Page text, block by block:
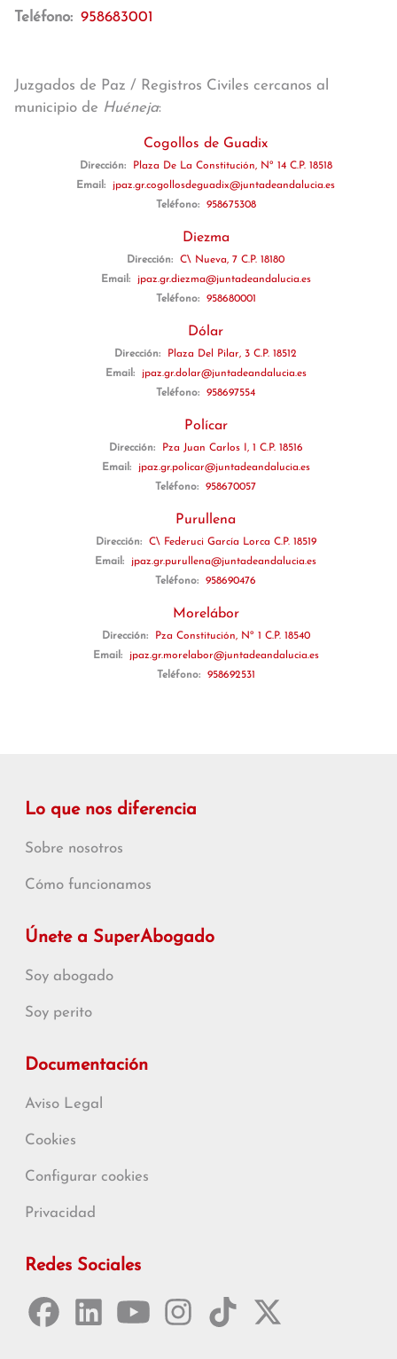
Teléfono: 958683001
Juzgados de Paz / Registros Civiles cercanos al
municipio de Huéneja:
Cogollos de Guadix
Dirección:
Plaza De La Constitución, Nº 14 C.P. 18518
Email:
jpaz.gr.cogollosdeguadix@juntadeandalucia.es
Teléfono:
958675308
Diezma
Dirección:
C\ Nueva, 7 C.P. 18180
Email:
jpaz.gr.diezma@juntadeandalucia.es
Teléfono:
958680001
Dólar
Dirección:
Plaza Del Pilar, 3 C.P. 18512
Email:
jpaz.gr.dolar@juntadeandalucia.es
Teléfono:
958697554
Polícar
Dirección:
Pza Juan Carlos I, 1 C.P. 18516
Email:
jpaz.gr.policar@juntadeandalucia.es
Teléfono:
958670057
Purullena
Dirección:
C\ Federuci García Lorca C.P. 18519
Email:
jpaz.gr.purullena@juntadeandalucia.es
Teléfono:
958690476
Morelábor
Dirección:
Pza Constitución, Nº 1 C.P. 18540
Email:
jpaz.gr.morelabor@juntadeandalucia.es
Teléfono:
958692531
Lo que nos diferencia
Sobre nosotros
Cómo funcionamos
Únete a SuperAbogado
Soy abogado
Soy perito
Documentación
Aviso Legal
Cookies
Configurar cookies
Privacidad
Redes Sociales